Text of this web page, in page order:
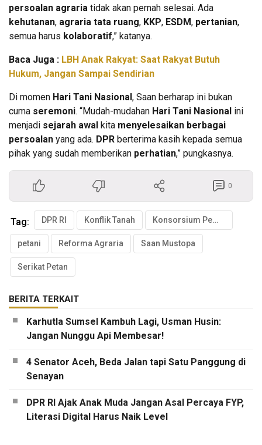
persoalan agraria tidak akan pernah selesai. Ada
kehutanan, agraria tata ruang, KKP, ESDM, pertanian,
semua harus kolaboratif,” katanya.
Baca Juga : LBH Anak Rakyat: Saat Rakyat Butuh
Hukum, Jangan Sampai Sendirian
Di momen Hari Tani Nasional, Saan berharap ini bukan
cuma seremoni. “Mudah-mudahan Hari Tani Nasional ini
menjadi sejarah awal kita menyelesaikan berbagai
persoalan yang ada. DPR berterima kasih kepada semua
pihak yang sudah memberikan perhatian,” pungkasnya.
0
Tag: DPR RI Konflik Tanah Konsorsium Pembaruan Agraria
petani Reforma Agraria Saan Mustopa
Serikat Petan
BERITA TERKAIT
Karhutla Sumsel Kambuh Lagi, Usman Husin:
Jangan Nunggu Api Membesar!
4 Senator Aceh, Beda Jalan tapi Satu Panggung di
Senayan
DPR RI Ajak Anak Muda Jangan Asal Percaya FYP,
Literasi Digital Harus Naik Level